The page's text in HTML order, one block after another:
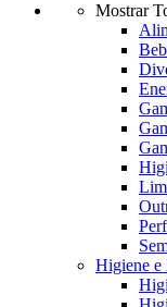
Mostrar
Higiene e